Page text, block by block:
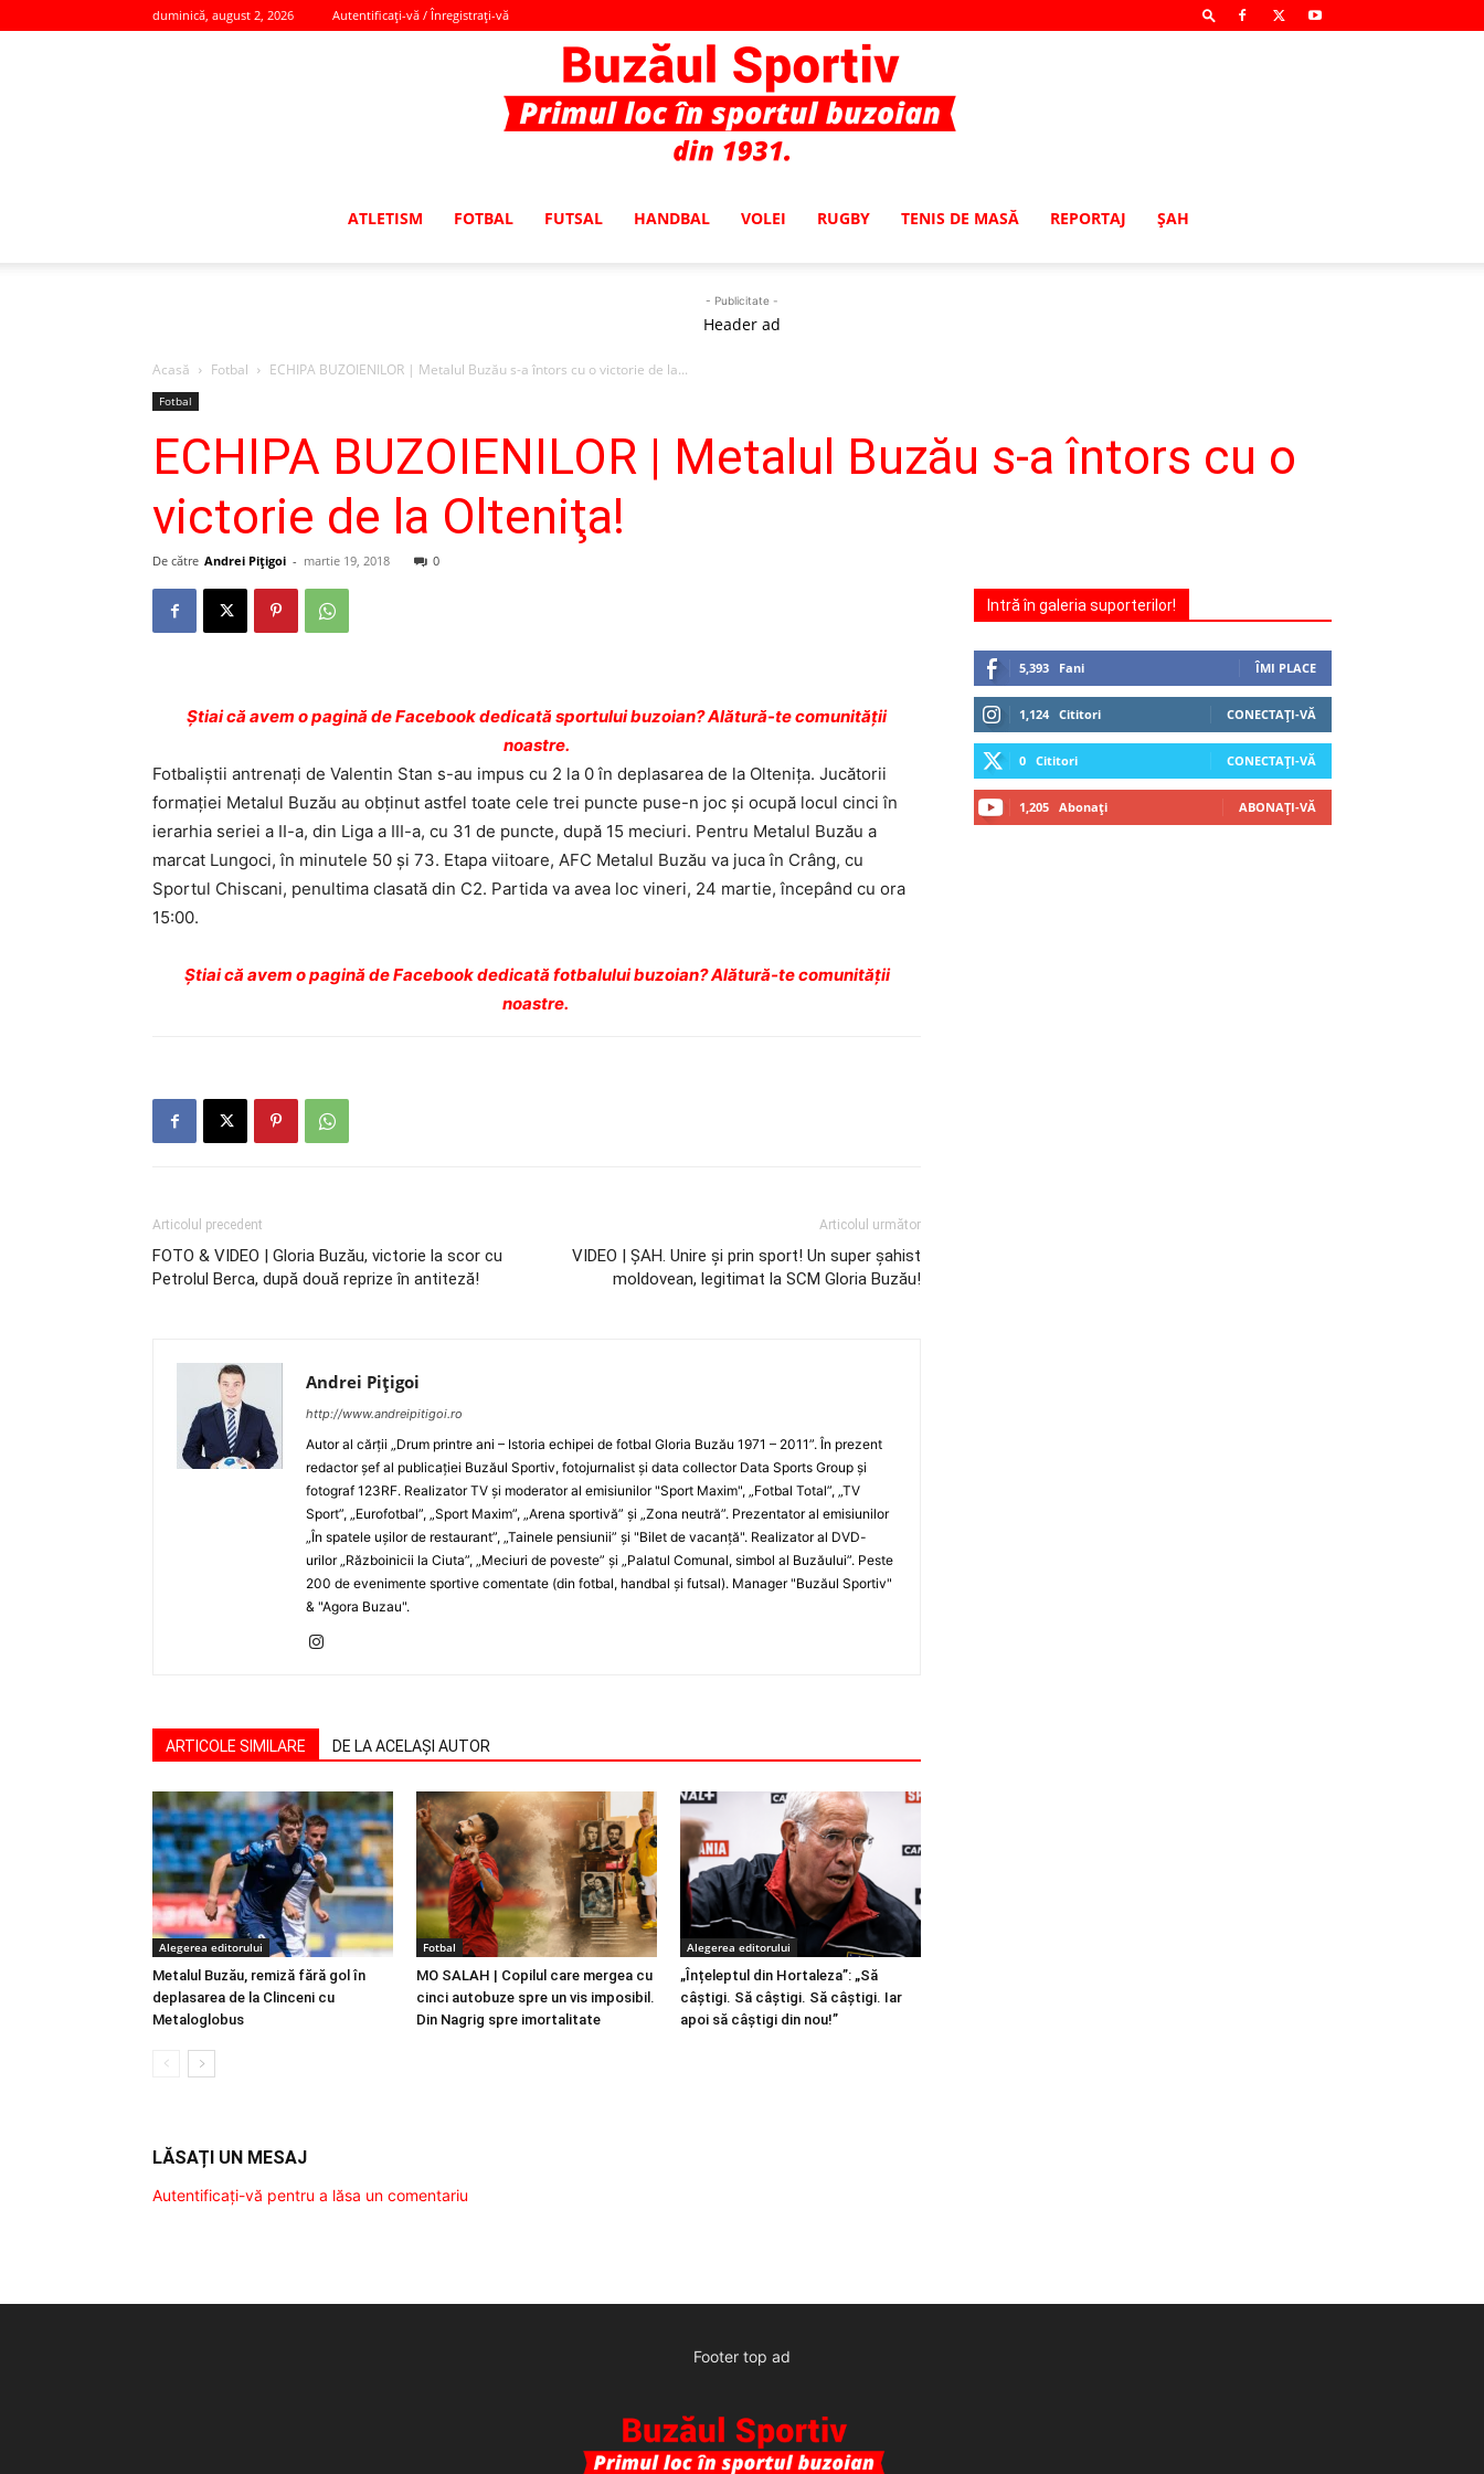
duminică, august 2, 2026 Autentificați-vă / Înregistrați-vă
ATLETISM FOTBAL FUTSAL HANDBAL VOLEI RUGBY TENIS DE MASĂ REPORTAJ ŞAH
- Publicitate -
Header ad
Acasă Fotbal ECHIPA BUZOIENILOR | Metalul Buzău s-a întors cu o victorie de la...
Fotbal
ECHIPA BUZOIENILOR | Metalul Buzău s-a întors cu o
victorie de la Olteniţa!
De către Andrei Pițigoi - martie 19, 2018 0
Ştiai că avem o pagină de Facebook dedicată sportului buzoian? Alătură-te comunității
noastre.
Fotbaliştii antrenaţi de Valentin Stan s-au impus cu 2 la 0 în deplasarea de la Olteniţa. Jucătorii
formaţiei Metalul Buzău au obţinut astfel toate cele trei puncte puse-n joc şi ocupă locul cinci în
ierarhia seriei a II-a, din Liga a III-a, cu 31 de puncte, după 15 meciuri. Pentru Metalul Buzău a
marcat Lungoci, în minutele 50 şi 73. Etapa viitoare, AFC Metalul Buzău va juca în Crâng, cu
Sportul Chiscani, penultima clasată din C2. Partida va avea loc vineri, 24 martie, începând cu ora
15:00.
Ştiai că avem o pagină de Facebook dedicată fotbalului buzoian? Alătură-te comunității
noastre.
Articolul precedent
FOTO & VIDEO | Gloria Buzău, victorie la scor cu
Petrolul Berca, după două reprize în antiteză!
Articolul următor
VIDEO | ŞAH. Unire şi prin sport! Un super şahist
moldovean, legitimat la SCM Gloria Buzău!
Andrei Pițigoi
http://www.andreipitigoi.ro
Autor al cărţii „Drum printre ani – Istoria echipei de fotbal Gloria Buzău 1971 – 2011”. În prezent
redactor şef al publicaţiei Buzăul Sportiv, fotojurnalist şi data collector Data Sports Group şi
fotograf 123RF. Realizator TV şi moderator al emisiunilor "Sport Maxim", „Fotbal Total”, „TV
Sport”, „Eurofotbal”, „Sport Maxim”, „Arena sportivă” şi „Zona neutră”. Prezentator al emisiunilor
„În spatele uşilor de restaurant”, „Tainele pensiunii” şi "Bilet de vacanţă". Realizator al DVD-
urilor „Războinicii la Ciuta”, „Meciuri de poveste” şi „Palatul Comunal, simbol al Buzăului”. Peste
200 de evenimente sportive comentate (din fotbal, handbal şi futsal). Manager "Buzăul Sportiv"
& "Agora Buzau".
ARTICOLE SIMILARE DE LA ACELAȘI AUTOR
Alegerea editorului
Metalul Buzău, remiză fără gol în
deplasarea de la Clinceni cu
Metaloglobus
Fotbal
MO SALAH | Copilul care mergea cu
cinci autobuze spre un vis imposibil.
Din Nagrig spre imortalitate
Alegerea editorului
„Înțeleptul din Hortaleza”: „Să
câștigi. Să câștigi. Să câștigi. Iar
apoi să câștigi din nou!”
LĂSAȚI UN MESAJ
Autentificați-vă pentru a lăsa un comentariu
Intră în galeria suporterilor!
5,393 Fani ÎMI PLACE
1,124 Cititori CONECTAȚI-VĂ
0 Cititori CONECTAȚI-VĂ
1,205 Abonați ABONAȚI-VĂ
Footer top ad